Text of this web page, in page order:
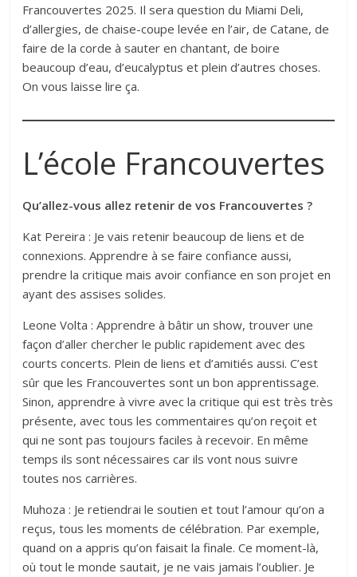
Francouvertes 2025. Il sera question du Miami Deli,
d’allergies, de chaise-coupe levée en l’air, de Catane, de
faire de la corde à sauter en chantant, de boire
beaucoup d’eau, d’eucalyptus et plein d’autres choses.
On vous laisse lire ça.
L’école Francouvertes
Qu’allez-vous allez retenir de vos Francouvertes ?
Kat Pereira : Je vais retenir beaucoup de liens et de
connexions. Apprendre à se faire confiance aussi,
prendre la critique mais avoir confiance en son projet en
ayant des assises solides.
Leone Volta : Apprendre à bâtir un show, trouver une
façon d’aller chercher le public rapidement avec des
courts concerts. Plein de liens et d’amitiés aussi. C’est
sûr que les Francouvertes sont un bon apprentissage.
Sinon, apprendre à vivre avec la critique qui est très très
présente, avec tous les commentaires qu’on reçoit et
qui ne sont pas toujours faciles à recevoir. En même
temps ils sont nécessaires car ils vont nous suivre
toutes nos carrières.
Muhoza : Je retiendrai le soutien et tout l’amour qu’on a
reçus, tous les moments de célébration. Par exemple,
quand on a appris qu’on faisait la finale. Ce moment-là,
où tout le monde sautait, je ne vais jamais l’oublier. Je